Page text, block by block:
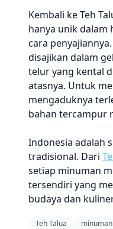
Kembali ke Teh
hanya unik dalam
cara
disajikan dalam
telur yang kental
atasnya. Untuk
mengaduknya
bahan tercampur
Indonesia adalah
tradisional. Dari
setiap minuman
tersendiri yang
budaya dan
Teh Talua